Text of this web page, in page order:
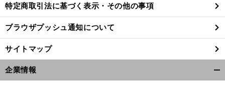
特定商取引法に基づく表示・その他の事項
ブラウザプッシュ通知について
サイトマップ
企業情報